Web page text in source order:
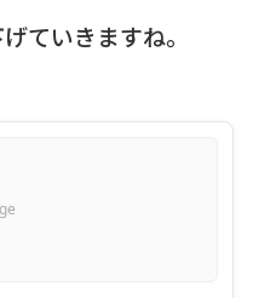
ていきますね。